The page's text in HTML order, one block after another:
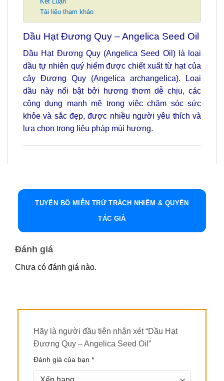
Tài liệu tham khảo
Dầu Hạt Đương Quy – Angelica Seed Oil
Dầu Hạt Đương Quy (Angelica Seed Oil) là loại
dầu tự nhiên quý hiếm được chiết xuất từ hạt của
cây Đương Quy (Angelica archangelica).
Loại
dầu này nổi bật bởi hương thơm dễ chịu, các
công dụng mạnh mẽ trong việc chăm sóc sức
khỏe và sắc đẹp, được nhiều người yêu thích và
lựa chọn trong liệu pháp mùi hương.
Dầu Hạt Đương Quy – Angelica Seed Oily được
chiết xuất từ hạt cây Angelica archangelica bằng
phương pháp chưng cất hơi nước. Cây Đương
quốc gia Châu Á, Châu Âu.
Loại tinh dầu này có màu vàng nhạt đến vàng
Dầu Hạt Đương Quy chứa các thành phần axit
Linoleic >60%
TUYÊN BỐ MIỄN TRỪ TRÁCH NHIỆM & QUYỀN
TÁC GIẢ
Đánh giá
Chưa có đánh giá nào.
Hãy là người đầu tiên nhận xét “Dầu Hạt
Đương Quy – Angelica Seed Oil”
Đánh giá của bạn *